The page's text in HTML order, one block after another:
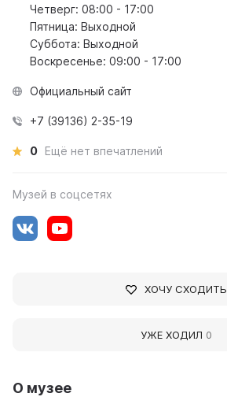
О музее
Четверг: 08:00 - 17:00
Пятница: Выходной
Суббота: Выходной
Воскресенье: 09:00 - 17:00
Официальный сайт
+7 (39136) 2-35-19
0 Ещё нет впечатлений
Музей в соцсетях
ХОЧУ СХОДИТЬ
УЖЕ ХОДИЛ 0